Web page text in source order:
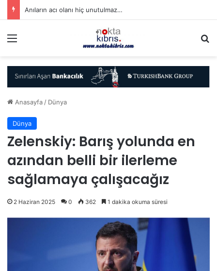
Anıların acı olanı hiç unutulmaz…
Anasayfa / Dünya
Dünya
Zelenskiy: Barış yolunda en
azından belli bir ilerleme
sağlamaya çalışacağız
2 Haziran 2025 0 362 1 dakika okuma süresi